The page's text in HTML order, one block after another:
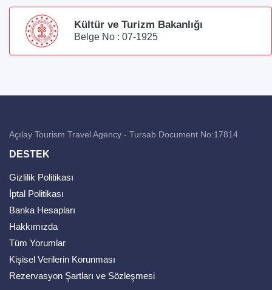
Kültür ve Turizm Bakanlığı
Belge No : 07-1925
Açılay Tourism Travel Agency - Tursab Document No:17814
DESTEK
Gizlilik Politikası
İptal Politikası
Banka Hesapları
Hakkımızda
Tüm Yorumlar
Kişisel Verilerin Korunması
Rezervasyon Şartları ve Sözleşmesi